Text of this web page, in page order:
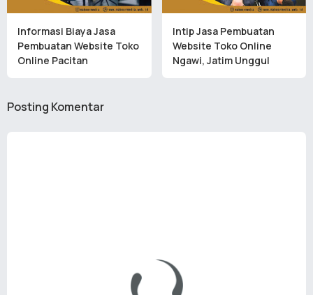
Informasi Biaya Jasa
Pembuatan Website Toko
Online Pacitan
Intip Jasa Pembuatan
Website Toko Online
Ngawi, Jatim Unggul
Posting Komentar